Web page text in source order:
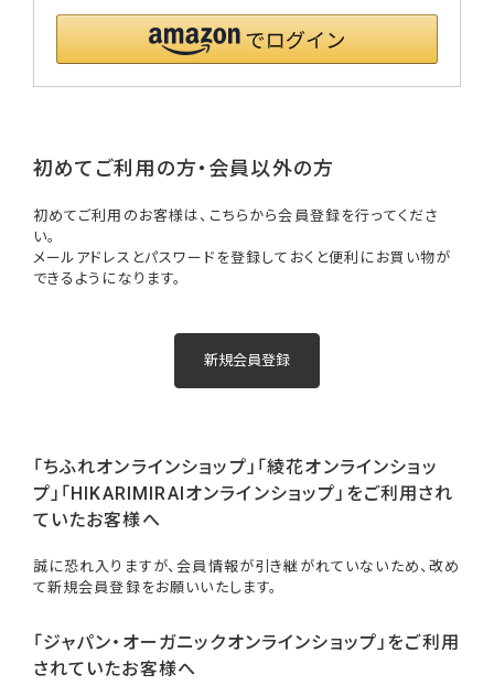
初めてご利用の方・会員以外の方
初めてご利用のお客様は、こちらから会員登録を行ってくださ
い。
メールアドレスとパスワードを登録しておくと便利にお買い物が
できるようになります。
「ちふれオンラインショップ」「綾花オンラインショッ
プ」「HIKARIMIRAIオンラインショップ」をご利用され
ていたお客様へ
誠に恐れ入りますが、会員情報が引き継がれていないため、改め
て新規会員登録をお願いいたします。
「ジャパン・オーガニックオンラインショップ」をご利用
されていたお客様へ